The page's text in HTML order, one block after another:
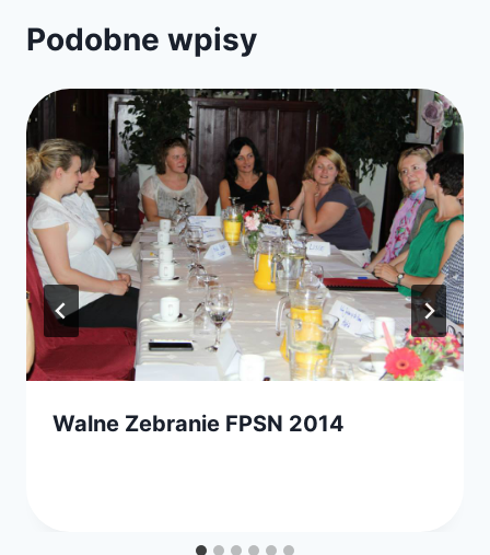
Podobne wpisy
Walne Zebranie FPSN 2014